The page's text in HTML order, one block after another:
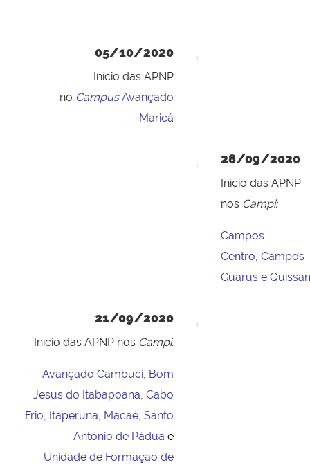
05/10/2020
Início das APNP
no CampusAvançado
Maricá
28/09/2020
Início das APNP
nos Campi:
Campos
Centro, Campos
Guarus e
21/09/2020
Início das APNP nos Campi:
Avançado Cambuci, Bom
Jesus do Itabapoana, Cabo
Frio, Itaperuna, Macaé, Santo
Antônio de Pádua e
Unidade de Formação de